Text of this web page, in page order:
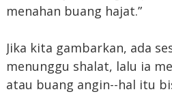
menahan buang hajat.”
Jika kita gambarkan, ada
menunggu shalat, lalu ia
atau buang angin--hal itu